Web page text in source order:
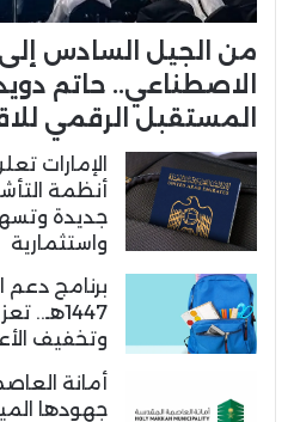
من الجيل السادس إلى
الاصطناعي.. حاتم
المستقبل الرقمي
الإمارات
أنظمة
جديدة
واستثمارية
برنامج دعم
1447هـ..
وتخفيف
أمانة
جهودها